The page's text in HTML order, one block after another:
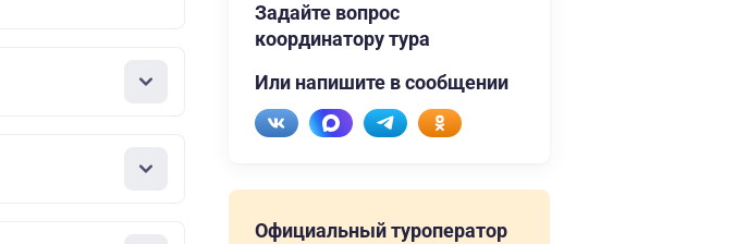
Задайте вопрос
координатору тура
Или напишите в сообщении
Официальный туроператор